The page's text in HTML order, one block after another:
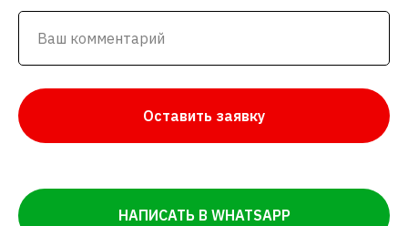
Оставить заявку
НАПИСАТЬ В WHATSAPP